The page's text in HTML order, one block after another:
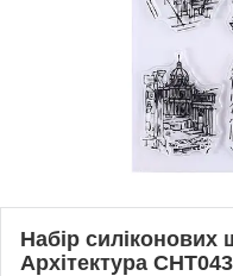
Набір силіконових
Архітектура CHT043